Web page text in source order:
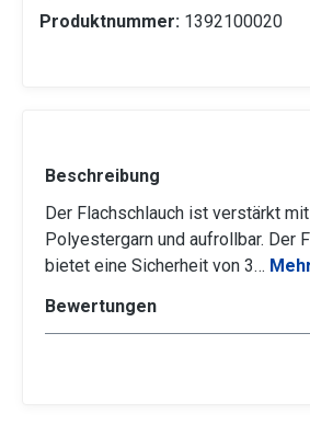
Produktnummer: 1392100020
Beschreibung
Der Flachschlauch ist verstärkt
Polyestergarn und aufrollbar. Der
bietet eine Sicherheit von 3…
Bewertungen